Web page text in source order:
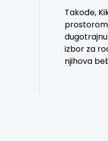
Takođe,
izbor za
njihova